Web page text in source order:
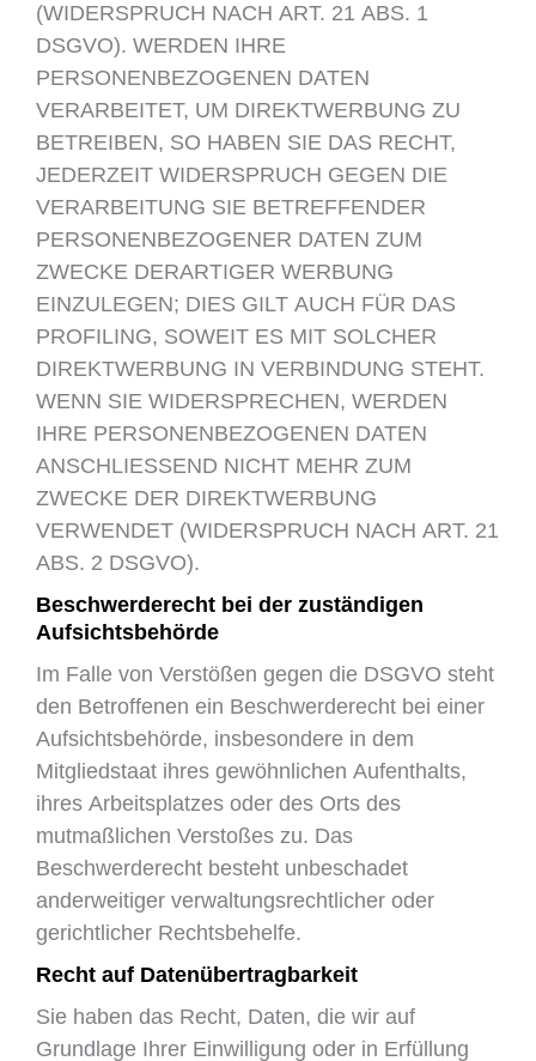
(WIDERSPRUCH NACH ART. 21 ABS. 1
DSGVO). WERDEN IHRE
PERSONENBEZOGENEN DATEN
VERARBEITET, UM DIREKTWERBUNG ZU
BETREIBEN, SO HABEN SIE DAS RECHT,
JEDERZEIT WIDERSPRUCH GEGEN DIE
VERARBEITUNG SIE BETREFFENDER
PERSONENBEZOGENER DATEN ZUM
ZWECKE DERARTIGER WERBUNG
EINZULEGEN; DIES GILT AUCH FÜR DAS
PROFILING, SOWEIT ES MIT SOLCHER
DIREKTWERBUNG IN VERBINDUNG STEHT.
WENN SIE WIDERSPRECHEN, WERDEN
IHRE PERSONENBEZOGENEN DATEN
ANSCHLIESSEND NICHT MEHR ZUM
ZWECKE DER DIREKTWERBUNG
VERWENDET (WIDERSPRUCH NACH ART. 21
ABS. 2 DSGVO).
Beschwerderecht bei der zuständigen
Aufsichtsbehörde
Im Falle von Verstößen gegen die DSGVO steht
den Betroffenen ein Beschwerderecht bei einer
Aufsichtsbehörde, insbesondere in dem
Mitgliedstaat ihres gewöhnlichen Aufenthalts,
ihres Arbeitsplatzes oder des Orts des
mutmaßlichen Verstoßes zu. Das
Beschwerderecht besteht unbeschadet
anderweitiger verwaltungsrechtlicher oder
gerichtlicher Rechtsbehelfe.
Recht auf Datenübertragbarkeit
Sie haben das Recht, Daten, die wir auf
Grundlage Ihrer Einwilligung oder in Erfüllung